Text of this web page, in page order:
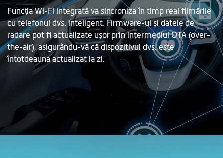
Funcția Wi-Fi integrată va sincroniza în timp real filmările
cu telefonul dvs. inteligent. Firmware-ul și datele de
radare pot fi actualizate ușor prin intermediul OTA (over-
the-air), asigurându-vă că dispozitivul dvs. este
întotdeauna actualizat la zi.